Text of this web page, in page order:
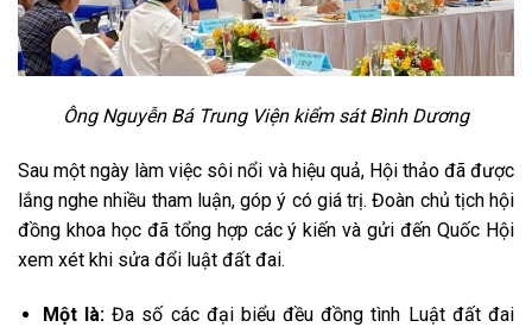
Ông Nguyễn Bá Trung Viện kiểm sát Bình Dương
Sau một ngày làm việc sôi nổi và hiệu quả, Hội thảo đã được
lắng nghe nhiều tham luận, góp ý có giá trị. Đoàn chủ tịch hội
đồng khoa học đã tổng hợp các ý kiến và gửi đến Quốc Hội
xem xét khi sửa đổi luật đất đai.
Một là:Đa số các đại biểu đều đồng tình Luật đất đai